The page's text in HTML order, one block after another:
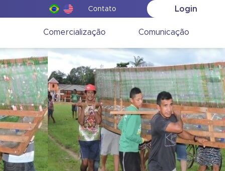
Contato Login
Comercialização Comunicação